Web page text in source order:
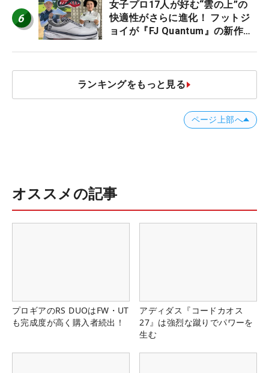
6
女子プロ17人が好む“雲の上”の
快適性がさらに進化！ フットジ
ョイが『FJ Quantum』の新作を
ランキングをもっと見る
ページ上部へ
オススメの記事
プロギアのRS DUOはFW・UT
も完成度が高く購入者続出！
アディダス『コードカオス
27』は強烈な蹴りでパワーを
生む